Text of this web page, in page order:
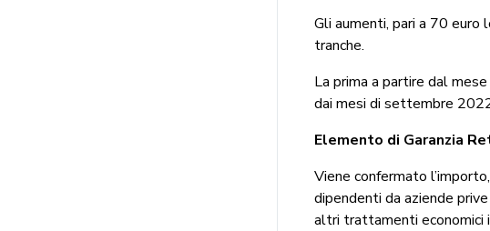
Gli aumenti, pari a 70 euro
tranche.
La prima a partire dal
dai mesi di settembre
Elemento di Garanzia
Viene confermato
dipendenti da aziende
altri trattamenti economici